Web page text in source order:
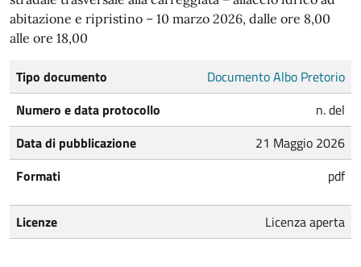
abitazione e ripristino – 10 marzo 2026, dalle ore 8,00
alle ore 18,00
Tipo documento
Documento Albo Pretorio
Numero e data protocollo
n. del
Data di pubblicazione
21 Maggio 2026
Formati
pdf
Licenze Licenza aperta